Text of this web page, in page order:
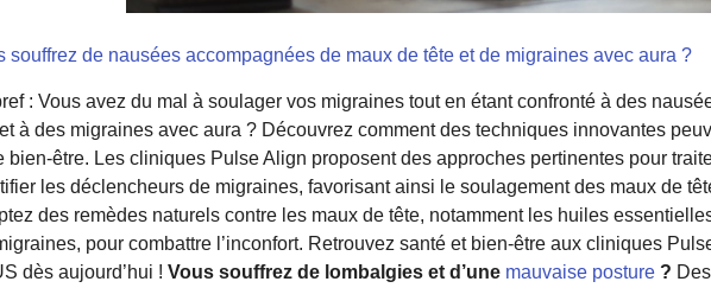
souffrez de nausées accompagnées de maux de tête et de migraines avec aura ?
: Vous avez du mal à soulager vos migraines tout en étant confronté à des
à des migraines avec aura ? Découvrez comment des techniques innovantes
bien-être. Les cliniques Pulse Align proposent des approches pertinentes pour
les déclencheurs de migraines, favorisant ainsi le soulagement des maux de
des remèdes naturels contre les maux de tête, notamment les huiles
pour combattre l’inconfort. Retrouvez santé et bien-être aux cliniques
dès aujourd’hui ! Vous souffrez de lombalgies et d’une mauvaise posture ?